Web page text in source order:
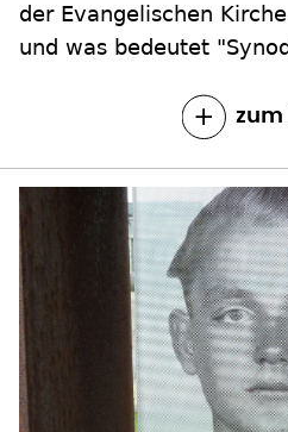
der Evangelischen
und was bedeutet
zum